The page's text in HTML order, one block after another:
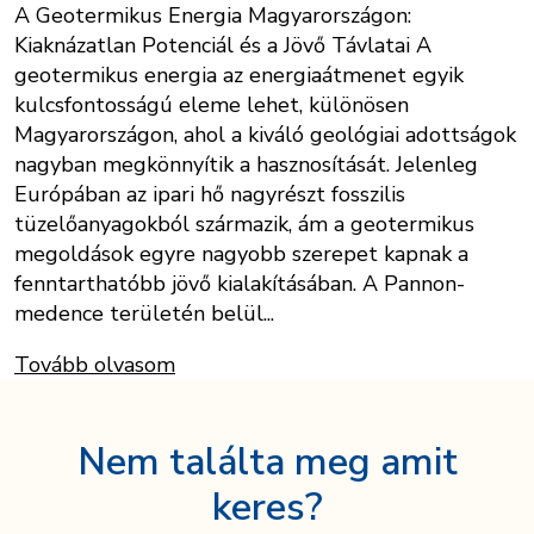
A Geotermikus Energia Magyarországon:
Kiaknázatlan Potenciál és a Jövő Távlatai A
geotermikus energia az energiaátmenet egyik
kulcsfontosságú eleme lehet, különösen
Magyarországon, ahol a kiváló geológiai adottságok
nagyban megkönnyítik a hasznosítását. Jelenleg
Európában az ipari hő nagyrészt fosszilis
tüzelőanyagokból származik, ám a geotermikus
megoldások egyre nagyobb szerepet kapnak a
fenntarthatóbb jövő kialakításában. A Pannon-
medence területén belül...
Tovább olvasom
Nem találta meg amit
keres?